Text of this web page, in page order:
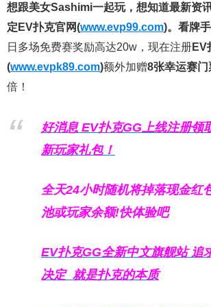
想跟美女Sashimi一起玩， 想知道最新资
定EV扑克官网(www.evp99.com)。 看牌
日多场免费赛奖励高达20w，现在注册EV
(www.evpk89.com)额外加赠8张幸运赛门
倍！
好消息 EV扑克GG上线注册领
新玩家礼包！
全天24小时随机将掉落现金红
池或玩家余额!快体验吧
EV扑克GG全新中文旗舰站追
决定 就是扑克的本质